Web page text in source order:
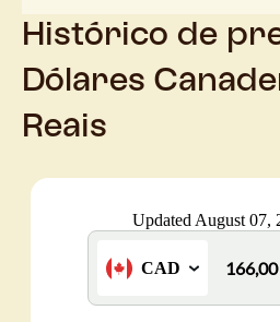
Histórico de
Dólares
Reais